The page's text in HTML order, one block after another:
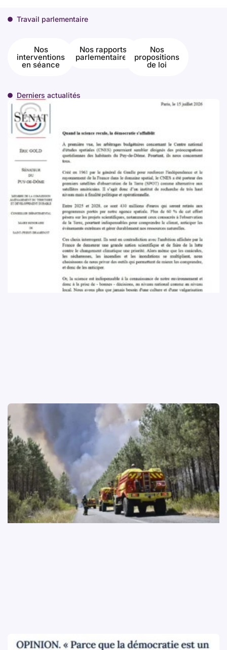
Travail parlementaire
Nos
interventions
en séance
Nos rapports
parlementaires
Nos
propositions
de loi
Derniers actualités